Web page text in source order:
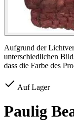
Aufgrund der
unterschiedlichen
dass die Farbe des
Auf Lager
Paulig